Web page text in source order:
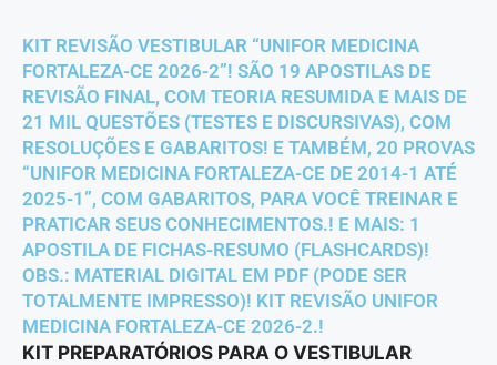
KIT REVISÃO VESTIBULAR “UNIFOR MEDICINA
FORTALEZA-CE 2026-2”! SÃO 19 APOSTILAS DE
REVISÃO FINAL, COM TEORIA RESUMIDA E MAIS DE
21 MIL QUESTÕES (TESTES E DISCURSIVAS), COM
RESOLUÇÕES E GABARITOS! E TAMBÉM, 20 PROVAS
“UNIFOR MEDICINA FORTALEZA-CE DE 2014-1 ATÉ
2025-1”, COM GABARITOS, PARA VOCÊ TREINAR E
PRATICAR SEUS CONHECIMENTOS.! E MAIS: 1
APOSTILA DE FICHAS-RESUMO (FLASHCARDS)!
OBS.: MATERIAL DIGITAL EM PDF (PODE SER
TOTALMENTE IMPRESSO)! KIT REVISÃO UNIFOR
MEDICINA FORTALEZA-CE 2026-2.!
KIT PREPARATÓRIOS PARA O VESTIBULAR